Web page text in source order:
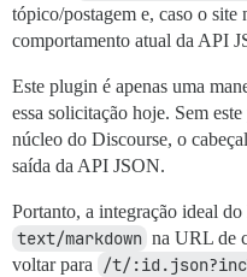
tópico/postagem e, caso o
comportamento atual da API
Este plugin é apenas uma
essa solicitação hoje. Sem
núcleo do Discourse, o
saída da API JSON.
Portanto, a integração ideal
text/markdown na URL de
voltar para
/t/